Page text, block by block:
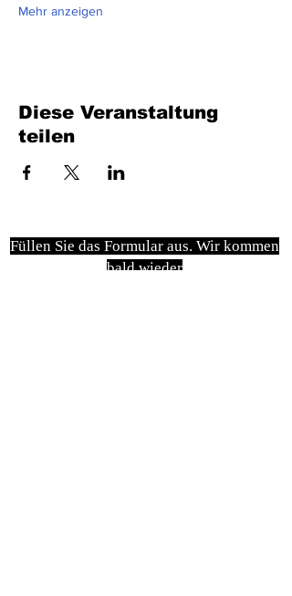
Mehr anzeigen
Diese Veranstaltung
teilen
Füllen Sie das Formular aus. Wir kommen
bald wieder